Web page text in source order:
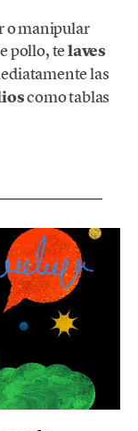
o manipular
pollo, telaves
las
como tablas